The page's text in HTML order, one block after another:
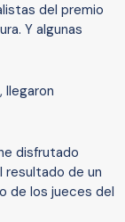
del premio
Y algunas
llegaron
disfrutado
resultado de un
de los jueces del